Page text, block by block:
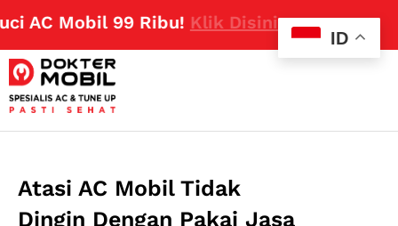
Mobil 99 Ribu!Klik Disini
Atasi AC Mobil Tidak
Dingin Dengan Pakai Jasa
ID